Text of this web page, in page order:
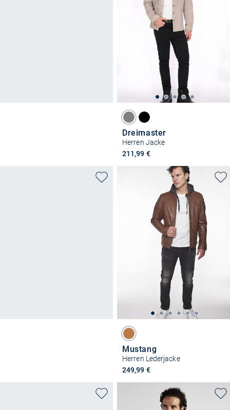
Dreimaster
Herren Jacke
211,99 €
Mustang
Herren Lederjacke
249,99 €